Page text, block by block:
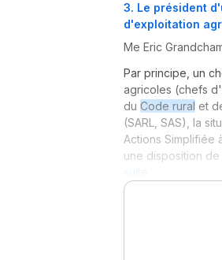
3. Le président
d'exploitation
Me Eric
Par principe, un
agricoles (chefs
du Code rural et
(SARL, SAS), la
Actions Simplifiée
une disposition de